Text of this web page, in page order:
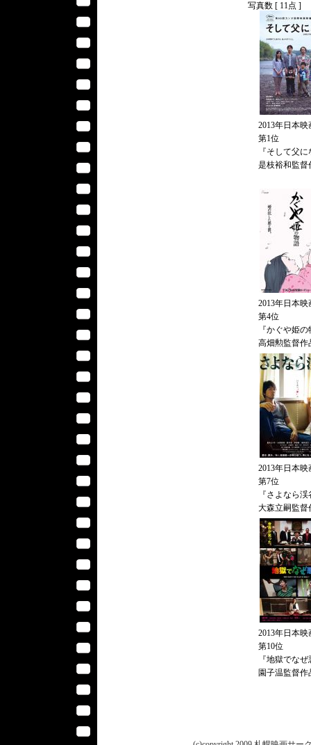
写真数 [ 11点 ]
2013年日本映
第1位
『そして父
是枝裕和監督
2013年日本映
第4位
『かぐや姫
高畑勲監督作
2013年日本映
第7位
『さよなら
大森立嗣監督
2013年日本映
第10位
『地獄でな
園子温監督作